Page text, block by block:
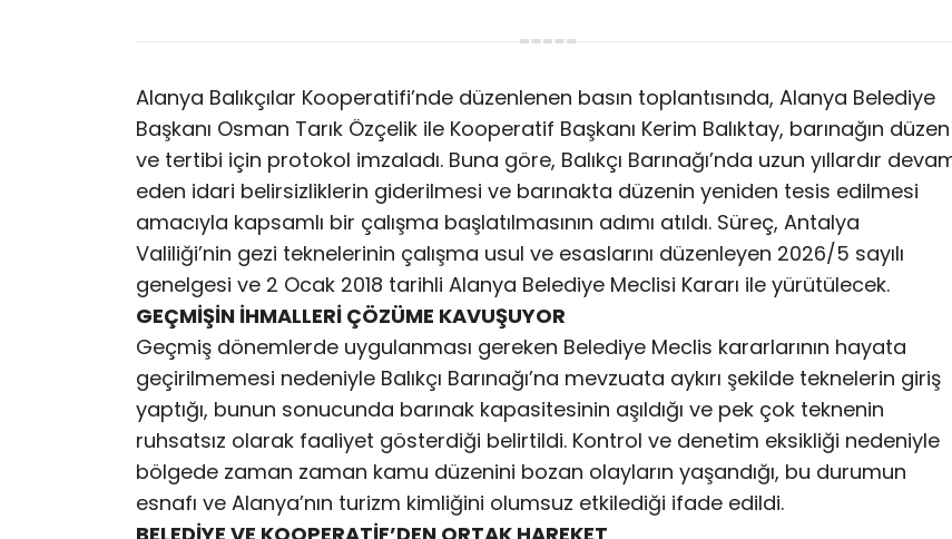
Alanya Balıkçılar Kooperatifi’nde düzenlenen basın toplantısında, Alanya Belediye
Başkanı Osman Tarık Özçelik ile Kooperatif Başkanı Kerim Balıktay, barınağın düzen
ve tertibi için protokol imzaladı. Buna göre, Balıkçı Barınağı’nda uzun yıllardır
eden idari belirsizliklerin giderilmesi ve barınakta düzenin yeniden tesis edilmesi
amacıyla kapsamlı bir çalışma başlatılmasının adımı atıldı. Süreç, Antalya
Valiliği’nin gezi teknelerinin çalışma usul ve esaslarını düzenleyen 2026/5 sayılı
genelgesi ve 2 Ocak 2018 tarihli Alanya Belediye Meclisi Kararı ile yürütülecek.
GEÇMİŞİN İHMALLERİ ÇÖZÜME KAVUŞUYOR
Geçmiş dönemlerde uygulanması gereken Belediye Meclis kararlarının hayata
geçirilmemesi nedeniyle Balıkçı Barınağı’na mevzuata aykırı şekilde teknelerin giriş
yaptığı, bunun sonucunda barınak kapasitesinin aşıldığı ve pek çok teknenin
ruhsatsız olarak faaliyet gösterdiği belirtildi. Kontrol ve denetim eksikliği nedeniyle
bölgede zaman zaman kamu düzenini bozan olayların yaşandığı, bu durumun
esnafı ve Alanya’nın turizm kimliğini olumsuz etkilediği ifade edildi.